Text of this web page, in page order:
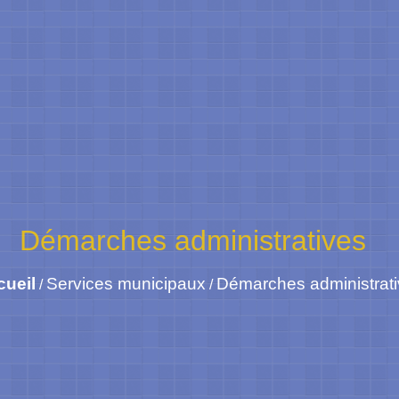
Démarches administratives
/ Services municipaux / Démarches